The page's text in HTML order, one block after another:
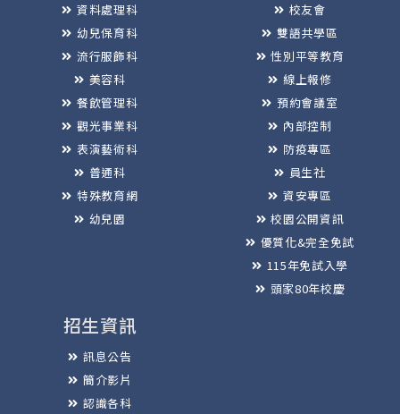
資料處理科
幼兒保育科
流行服飾科
美容科
餐飲管理科
觀光事業科
表演藝術科
普通科
特殊教育網
幼兒園
校友會
雙語共學區
性別平等教育
線上報修
預約會議室
內部控制
防疫專區
員生社
資安專區
校園公開資訊
優質化&完全免試
115年免試入學
頭家80年校慶
招生資訊
訊息公告
簡介影片
認識各科